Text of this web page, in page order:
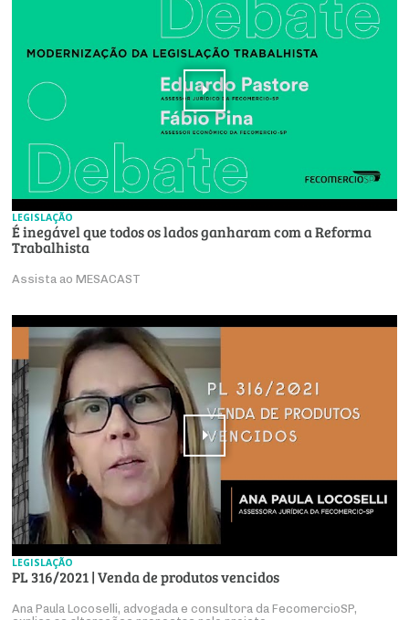
LEGISLAÇÃO
É inegável que todos os lados ganharam com a Reforma
Trabalhista
Assista ao MESACAST
LEGISLAÇÃO
PL 316/2021 | Venda de produtos vencidos
Ana Paula Locoselli, advogada e consultora da FecomercioSP,